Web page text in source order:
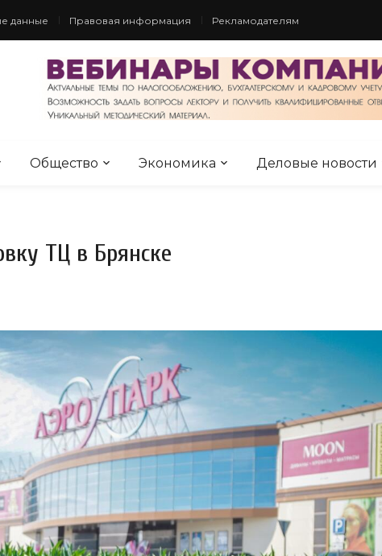
данные Правовая информация Рекламодателям
Общество Экономика Деловые новости
ТЦ в Брянске